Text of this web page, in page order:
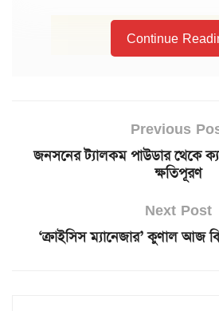
Continue
Previous
জনসনের ট্যালকম পাউডার থেকে
ক্ষতিপূরণ
Next Post
‘ক্রাইসিস ম্যানেজার’ কুণাল আজ